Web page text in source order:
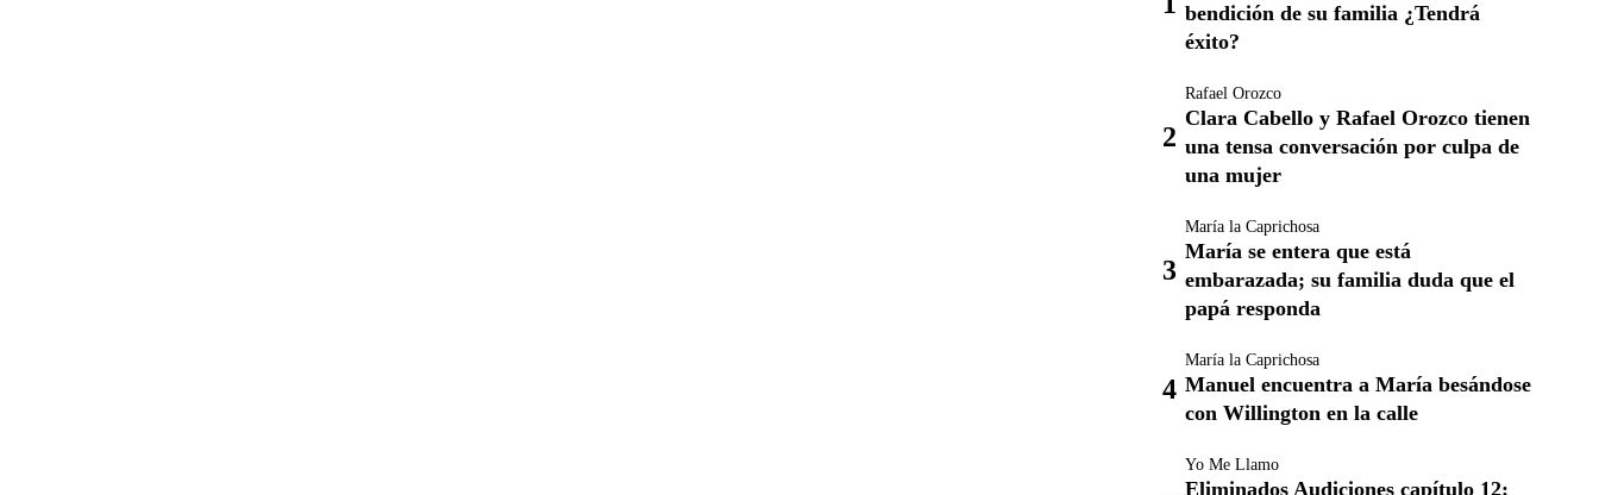
bendición de su familia ¿Tendrá
éxito?
Rafael Orozco
Clara Cabello y Rafael Orozco tienen
una tensa conversación por culpa de
una mujer
María la Caprichosa
María se entera que está
embarazada; su familia duda que el
papá responda
María la Caprichosa
Manuel encuentra a María besándose
con Willington en la calle
Yo Me Llamo
Eliminados Audiciones capítulo 12: